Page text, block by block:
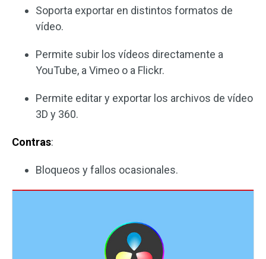
Soporta exportar en distintos formatos de
vídeo.
Permite subir los vídeos directamente a
YouTube, a Vimeo o a Flickr.
Permite editar y exportar los archivos de vídeo
3D y 360.
Contras:
Bloqueos y fallos ocasionales.